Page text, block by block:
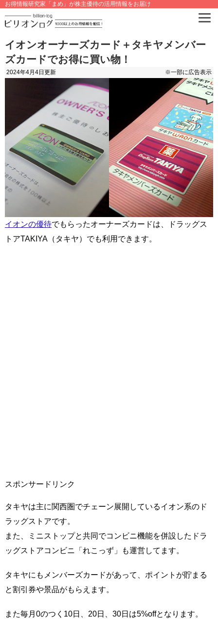
お得情報研究家「まめ」が株主優待の活用情報をお届け
イオンオーナーズカード＋タキヤメンバー
ズカードでお得に買い物！
2024年4月4日 更新 ※一部に広告表示
イオンの優待でもらったオーナーズカードは、ドラッグス
トアTAKIYA（タキヤ）でも利用できます。
スポンサードリンク
タキヤは主に関西圏でチェーン展開しているイオン系のド
ラッグストアです。
また、ミニストップと共同でコンビニ機能を併設したドラ
ッグストアコンビニ「れこっず」も運営してます。
タキヤにもメンバーズカードがあって、ポイントが貯まる
と割引券や景品がもらえます。
また毎月0のつく10日、20日、30日は5%offとなります。